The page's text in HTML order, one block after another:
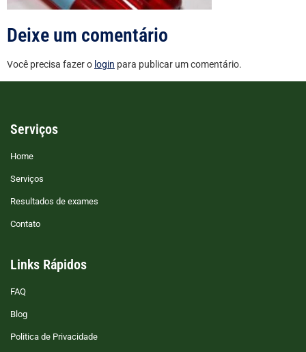
Deixe um comentário
Você precisa fazer o login para publicar um comentário.
Serviços
Home
Serviços
Resultados de exames
Contato
Links Rápidos
FAQ
Blog
Politica de Privacidade